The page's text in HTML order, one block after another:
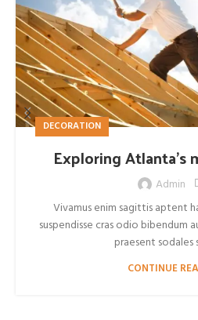
DECORATION
Exploring Atlanta’s
Admin
Vivamus enim sagittis aptent
suspendisse cras odio bibendum
praesent sodales
CONTINUE